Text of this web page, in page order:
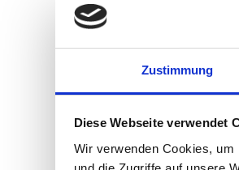
Zustimmung
Diese Webseite verwendet
Wir verwenden Cookies,